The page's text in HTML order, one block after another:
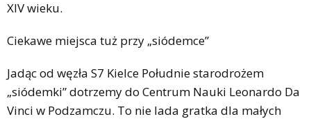
XIV wieku.
Ciekawe miejsca tuż przy „siódemce”
Jadąc od węzła S7 Kielce Południe starodrożem
„siódemki” dotrzemy do Centrum Nauki Leonardo Da
Vinci w Podzamczu. To nie lada gratka dla małych